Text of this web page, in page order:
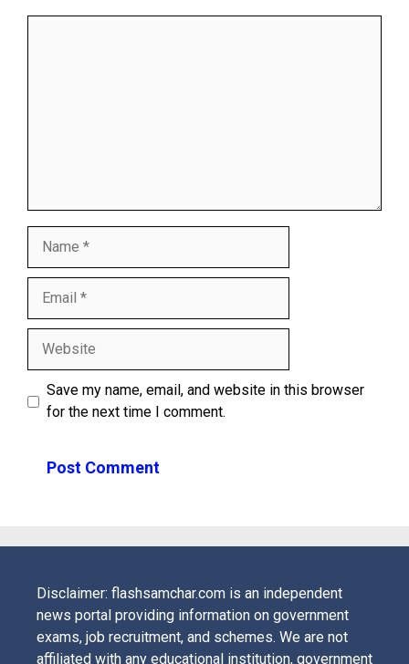
Save my name, email, and website in this browser
for the next time I comment.
Disclaimer: flashsamchar.com is an independent
news portal providing information on government
exams, job recruitment, and schemes. We are not
affiliated with any educational institution, government